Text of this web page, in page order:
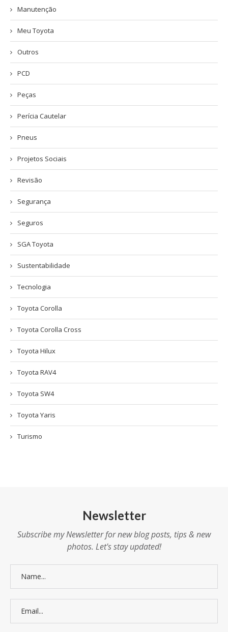
Manutenção
Meu Toyota
Outros
PCD
Peças
Perícia Cautelar
Pneus
Projetos Sociais
Revisão
Segurança
Seguros
SGA Toyota
Sustentabilidade
Tecnologia
Toyota Corolla
Toyota Corolla Cross
Toyota Hilux
Toyota RAV4
Toyota SW4
Toyota Yaris
Turismo
Newsletter
Subscribe my Newsletter for new blog posts, tips & new
photos. Let's stay updated!